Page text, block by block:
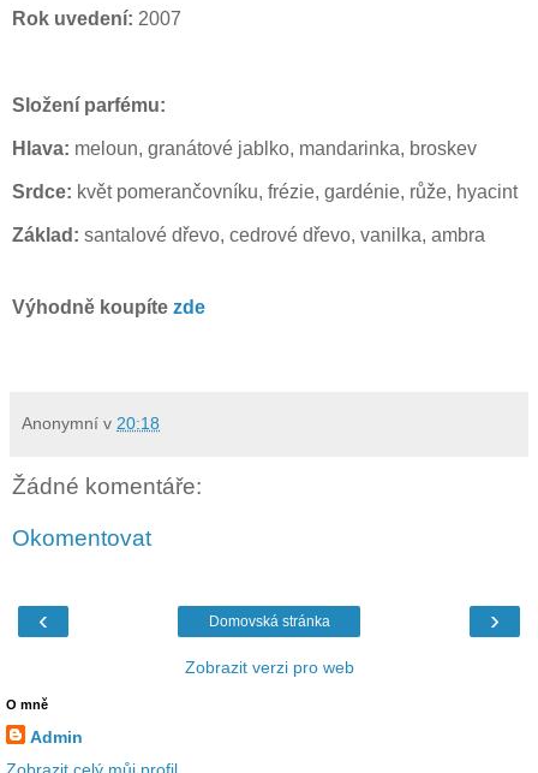
Rok uvedení: 2007
Složení parfému:
Hlava: meloun, granátové jablko, mandarinka, broskev
Srdce: květ pomerančovníku, frézie, gardénie, růže, hyacint
Základ: santalové dřevo, cedrové dřevo, vanilka, ambra
Výhodně koupíte zde
Anonymní v 20:18
Žádné komentáře:
Okomentovat
‹ ›
Domovská stránka
Zobrazit verzi pro web
O mně
Admin
Zobrazit celý můj profil